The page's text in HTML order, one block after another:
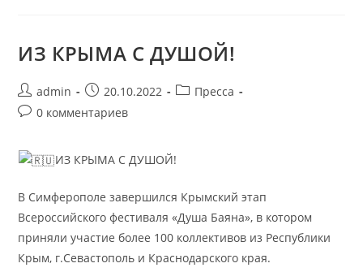
ИЗ КРЫМА С ДУШОЙ!
admin 20.10.2022
Пресса
0 комментариев
ИЗ КРЫМА С ДУШОЙ!
В Симферополе завершился Крымский этап
Всероссийского фестиваля «Душа Баяна», в котором
приняли участие более 100 коллективов из Республики
Крым, г.Севастополь и Краснодарского края.